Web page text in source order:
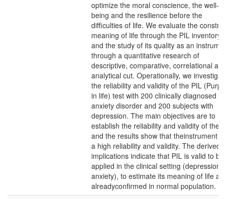
optimize the moral conscience, the well-
being and the resilience before the
difficulties of life. We evaluate the
meaning of life through the PIL inventory
and the study of its quality as an
through a quantitative research of
descriptive, comparative, correlational and
analytical cut. Operationally, we
the reliability and validity of the PIL
in life) test with 200 clinically diagnosed
anxiety disorder and 200 subjects with
depression. The main objectives are to
establish the reliability and validity of the
and the results show that theinstrument
a high reliability and validity. The derived
implications indicate that PIL is valid to be
applied in the clinical setting (depression
anxiety), to estimate its meaning of life as
alreadyconfirmed in normal population.